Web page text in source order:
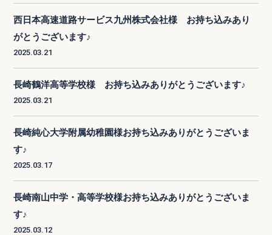
西日本高速道路サービス九州株式会社様 お持ち込みあり
がとうございます♪
2025.03.21
長崎鶴洋高等学校様 お持ち込みありがとうございます♪
2025.03.21
長崎純心大学附属幼稚園様お持ち込みありがとうございま
す♪
2025.03.17
長崎南山中学・高等学校様お持ち込みありがとうございま
す♪
2025.03.12